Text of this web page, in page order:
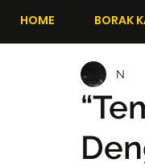
HOME BORAK
N